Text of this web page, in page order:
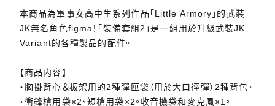
本商品為軍事女高中生系列作品「Little Armory」的武裝
JK無名角色figma！「裝備套組2」是一組用於升級武裝JK
Variant的各種製品的配件。
【商品内容】
・胸掛背心＆板架用的2種彈匣袋（用於大口徑彈）2種背包。
・衝鋒槍用袋×2、短槍用袋×2。收音機袋和麥克風×1。